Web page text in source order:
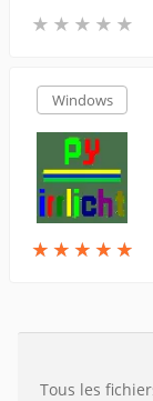
★ ★ ★ ★ ★
★ ★ ★ ★ ★
Windows
★ ★ ★ ★ ★
★ ★ ★ ★ ★
Tous les